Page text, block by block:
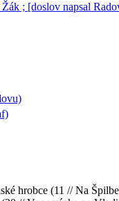
; [doslov napsal
hrobce (11 // Na